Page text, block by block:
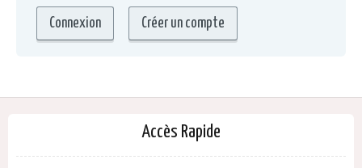
Accès Rapide